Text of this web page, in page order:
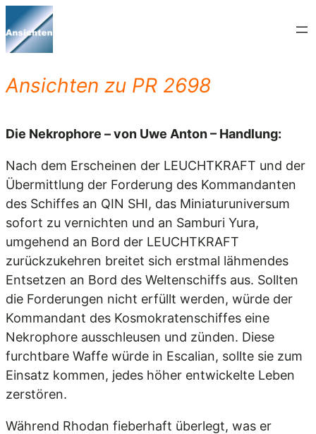
Zum
Inhalt
springen
Ansichten zu PR 2698
Die Nekrophore – von Uwe Anton – Handlung:
Nach dem Erscheinen der LEUCHTKRAFT und der
Übermittlung der Forderung des Kommandanten
des Schiffes an QIN SHI, das Miniaturuniversum
sofort zu vernichten und an Samburi Yura,
umgehend an Bord der LEUCHTKRAFT
zurückzukehren breitet sich erstmal lähmendes
Entsetzen an Bord des Weltenschiffs aus. Sollten
die Forderungen nicht erfüllt werden, würde der
Kommandant des Kosmokratenschiffes eine
Nekrophore ausschleusen und zünden. Diese
furchtbare Waffe würde in Escalian, sollte sie zum
Einsatz kommen, jedes höher entwickelte Leben
zerstören.
Während Rhodan fieberhaft überlegt, was er